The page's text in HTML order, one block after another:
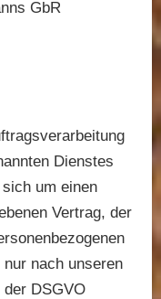
GbR
Dienstes
um einen
Vertrag, der
nach unseren
DSGVO